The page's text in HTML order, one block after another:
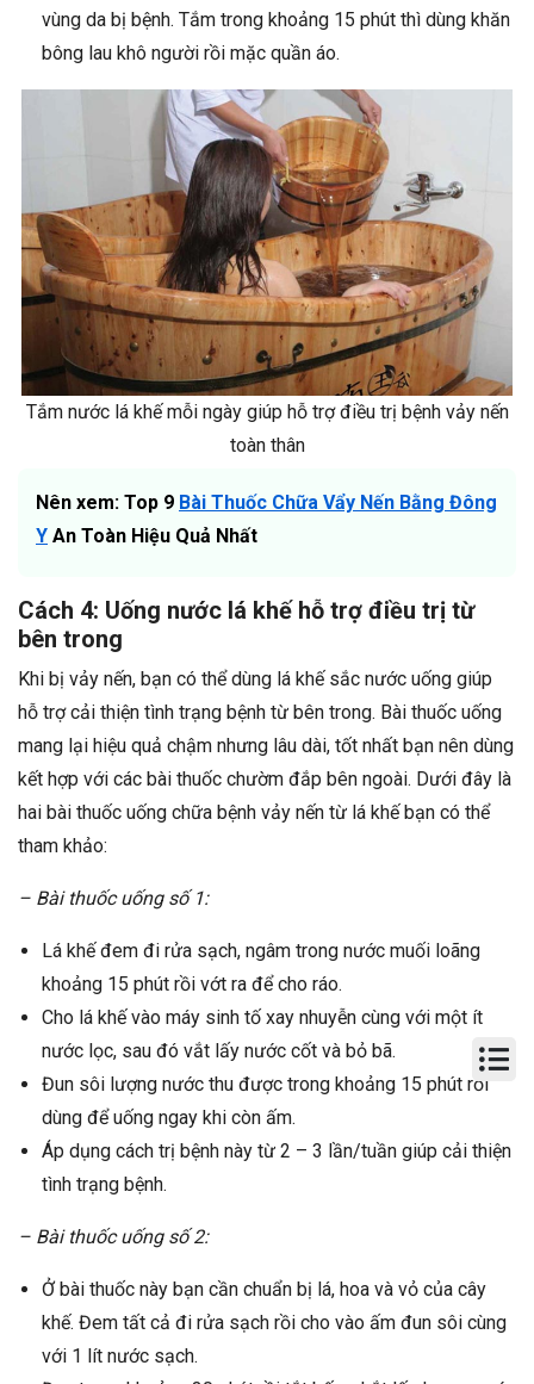
vùng da bị bệnh. Tắm trong khoảng 15 phút thì dùng khăn
bông lau khô người rồi mặc quần áo.
Tắm nước lá khế mỗi ngày giúp hỗ trợ điều trị bệnh vảy nến
toàn thân
Nên xem: Top 9 Bài Thuốc Chữa Vẩy Nến Bằng Đông
Y An Toàn Hiệu Quả Nhất
Cách 4: Uống nước lá khế hỗ trợ điều trị từ
bên trong
Khi bị vảy nến, bạn có thể dùng lá khế sắc nước uống giúp
hỗ trợ cải thiện tình trạng bệnh từ bên trong. Bài thuốc uống
mang lại hiệu quả chậm nhưng lâu dài, tốt nhất bạn nên dùng
kết hợp với các bài thuốc chườm đắp bên ngoài. Dưới đây là
hai bài thuốc uống chữa bệnh vảy nến từ lá khế bạn có thể
tham khảo:
– Bài thuốc uống số 1:
Lá khế đem đi rửa sạch, ngâm trong nước muối loãng
khoảng 15 phút rồi vớt ra để cho ráo.
Cho lá khế vào máy sinh tố xay nhuyễn cùng với một ít
nước lọc, sau đó vắt lấy nước cốt và bỏ bã.
Đun sôi lượng nước thu được trong khoảng 15 phút rồi
dùng để uống ngay khi còn ấm.
Áp dụng cách trị bệnh này từ 2 – 3 lần/tuần giúp cải thiện
tình trạng bệnh.
– Bài thuốc uống số 2:
Ở bài thuốc này bạn cần chuẩn bị lá, hoa và vỏ của cây
khế. Đem tất cả đi rửa sạch rồi cho vào ấm đun sôi cùng
với 1 lít nước sạch.